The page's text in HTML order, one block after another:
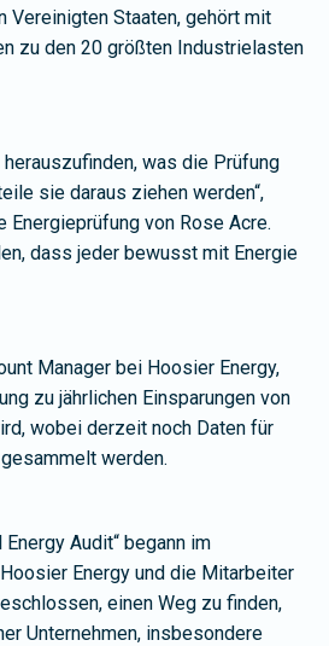
Vereinigten Staaten, gehört mit
zu den 20 größten Industrielasten
herauszufinden, was die Prüfung
sie daraus ziehen werden“,
Energieprüfung von Rose Acre.
dass jeder bewusst mit Energie
Manager bei Hoosier Energy,
zu jährlichen Einsparungen von
wobei derzeit noch Daten für
werden.
Audit“ begann im
Energy und die Mitarbeiter
einen Weg zu finden,
Unternehmen, insbesondere